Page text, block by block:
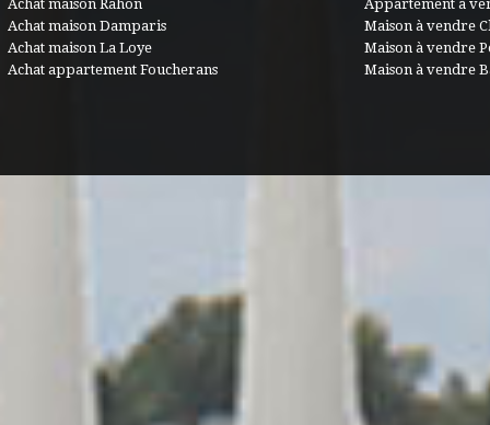
Achat maison Rahon
Achat maison Damparis
Achat maison La Loye
Achat appartement Foucherans
Appartement à
Maison à vendre
Maison à vendre
Maison à vendre